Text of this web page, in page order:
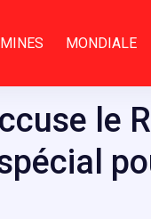
MINES MONDIALE
le